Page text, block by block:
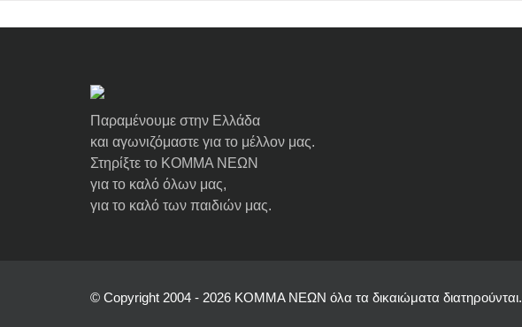
Παραμένουμε στην Ελλάδα
και αγωνιζόμαστε για το μέλλον μας.
Στηρίξτε το ΚΟΜΜΑ ΝΕΩΝ
για το καλό όλων μας,
για το καλό των παιδιών μας.
© Copyright 2004 - 2026 ΚΟΜΜΑ ΝΕΩΝ όλα τα δικαιώματα διατηρούνται.